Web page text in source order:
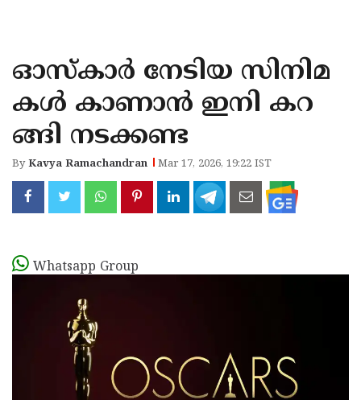
KANNUR
KASARAGOD
ഓസ്കാർ നേടിയ സിനിമ
കൾ കാണാൻ ഇനി കറ
ങ്ങി നടക്കണ്ട
ByKavya Ramachandran Mar 17, 2026, 19:22 IST
Whatsapp Group